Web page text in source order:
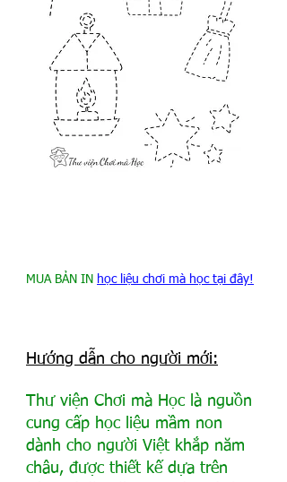
MUA BẢN IN học liệu chơi mà học tại đây!
Hướng dẫn cho người mới:
Thư viện Chơi mà Học là nguồn
cung cấp học liệu mầm non
dành cho người Việt khắp năm
châu, được thiết kế dựa trên